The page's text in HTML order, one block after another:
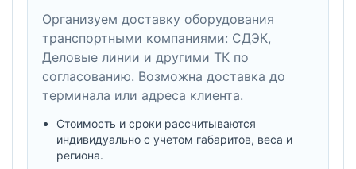
Организуем доставку оборудования
транспортными компаниями: СДЭК,
Деловые линии и другими ТК по
согласованию. Возможна доставка до
терминала или адреса клиента.
Стоимость и сроки рассчитываются
индивидуально с учетом габаритов, веса и
региона.